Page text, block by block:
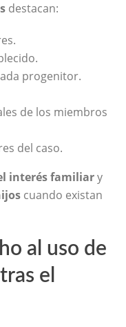
destacan:
progenitor.
de los miembros
del caso.
interés familiary
cuando existan
al uso de
el